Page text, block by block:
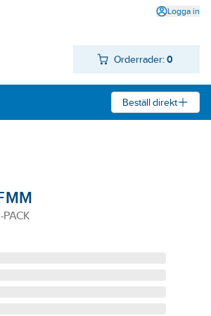
Logga in
Orderrader: 0
Beställ direkt